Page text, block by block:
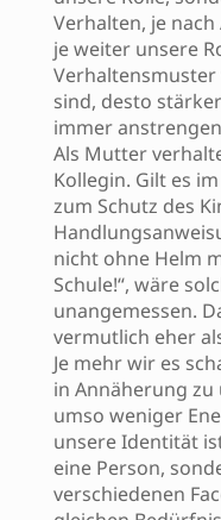
Verhalten, je
je weiter unsere
sind, desto
immer
Als Mutter
Kollegin. Gilt es
zum Schutz des
nicht ohne Helm
Schule!“, wäre
unangemessen.
vermutlich eher
Je mehr wir es
in Annäherung
umso weniger
unsere Identität
eine Person,
verschiedenen